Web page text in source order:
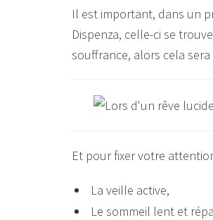
Il est important, dans un
Dispenza, celle-ci se
souffrance, alors cela
Et pour fixer votre
La veille active,
Le sommeil lent et